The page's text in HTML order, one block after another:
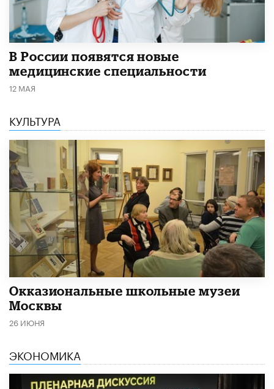
В России появятся новые
медицинские специальности
12 МАЯ
КУЛЬТУРА
​Окказиональные школьные музеи
Москвы
26 ИЮНЯ
ЭКОНОМИКА